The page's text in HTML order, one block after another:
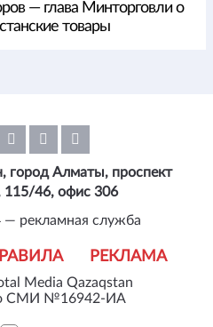
— глава Минторговли о
товары
Media Qazaqstan
СМИ №16942-ИА
РЕКЛАМА
город Алматы, проспект
46, офис 306
рекламная служба